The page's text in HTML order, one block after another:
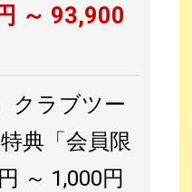
～ 93,900
クラブツー
典「会員限
～ 1,000円